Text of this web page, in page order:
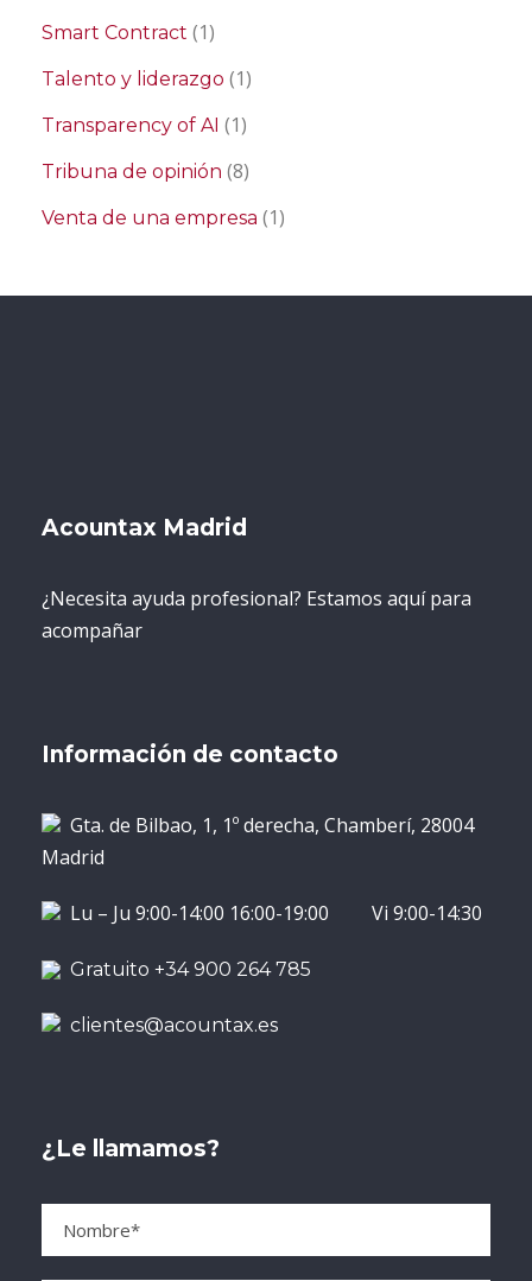
Smart Contract (1)
Talento y liderazgo (1)
Transparency of AI (1)
Tribuna de opinión (8)
Venta de una empresa (1)
Acountax Madrid
¿Necesita ayuda profesional? Estamos aquí para
acompañar
Información de contacto
Gta. de Bilbao, 1, 1º derecha, Chamberí, 28004
Madrid
Lu – Ju 9:00-14:00 16:00-19:00 Vi 9:00-14:30
Gratuito +34 900 264 785
clientes@acountax.es
¿Le llamamos?